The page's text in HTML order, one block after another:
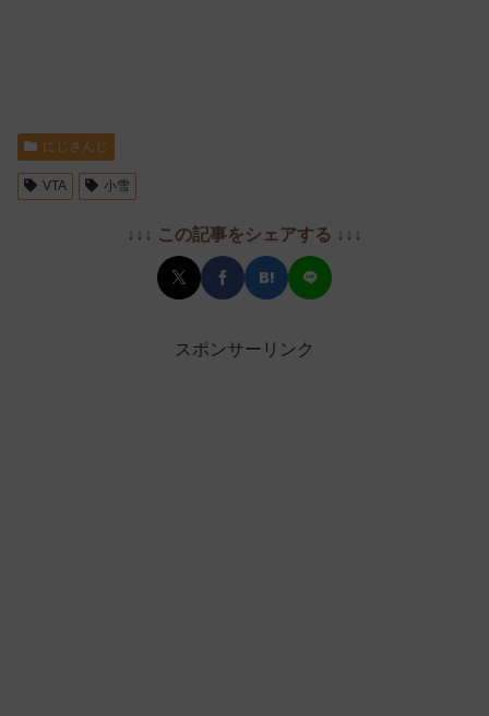
にじさんじ
VTA 小雪
↓↓↓ この記事をシェアする ↓↓↓
スポンサーリンク